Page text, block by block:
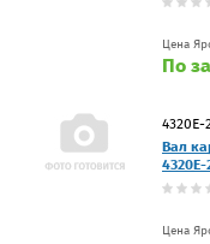
Цена
По
4320Е-
Вал
4320Е-
Цена